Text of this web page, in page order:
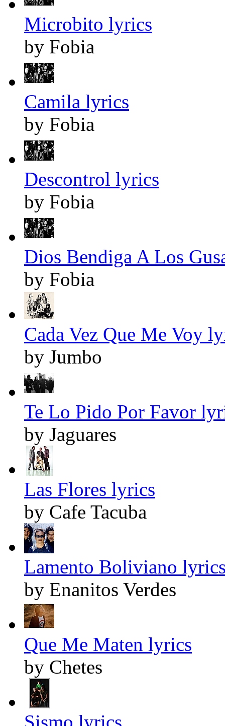
Microbito lyrics
by Fobia
Camila lyrics
by Fobia
Descontrol lyrics
by Fobia
Dios Bendiga A Los
by Fobia
Cada Vez Que Me Voy
by Jumbo
Te Lo Pido Por Favor
by Jaguares
Las Flores lyrics
by Cafe Tacuba
Lamento Boliviano
by Enanitos Verdes
Que Me Maten lyrics
by Chetes